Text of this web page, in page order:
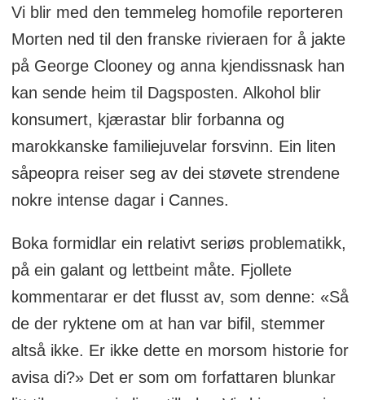
Vi blir med den temmeleg homofile reporteren
Morten ned til den franske rivieraen for å jakte
på George Clooney og anna kjendissnask han
kan sende heim til Dagsposten. Alkohol blir
konsumert, kjærastar blir forbanna og
marokkanske familiejuvelar forsvinn. Ein liten
såpeopra reiser seg av dei støvete strendene
nokre intense dagar i Cannes.
Boka formidlar ein relativt seriøs problematikk,
på ein galant og lettbeint måte. Fjollete
kommentarar er det flusst av, som denne: «Så
de der ryktene om at han var bifil, stemmer
altså ikke. Er ikke dette en morsom historie for
avisa di?» Det er som om forfattaren blunkar